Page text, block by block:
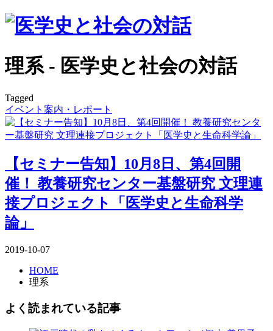
理系 - 医学史と社会の対話
Tagged
イベント案内・レポート
【セミナー告知】10月8日、第4回開
催！ 教養研究センター基盤研究 文理連
接プロジェクト「医学史と生命科学
論」
2019-10-07
HOME
理系
よく読まれている記事